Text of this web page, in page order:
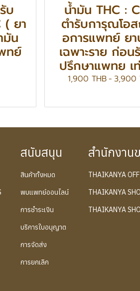
บ
( ยา
มัน
ทย์
น้ำมัน THC :
ตำรับการุณโอ
อการแพทย์ ย
เฉพาะราย ก่อน
ปรึกษาแพทย เ
1,900 THB- 3,900
สนับสนุน
สินค้าทั้งหมด
พบแพทย์ออนไลน์
การชำระเงิน
บริการใบอนุญาต
การจัดส่ง
การยกเลิก
สำนักงาน
THAIKANYA
THAIKANYA
THAIKANYA